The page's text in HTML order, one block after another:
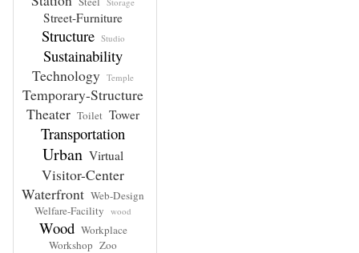
Street-Furniture
Structure Studio
Sustainability
Technology Temple
Temporary-Structure
Theater Toilet Tower
Transportation
Urban Virtual
Visitor-Center
Waterfront Web-Design
Welfare-Facility wood
Wood Workplace
Workshop Zoo